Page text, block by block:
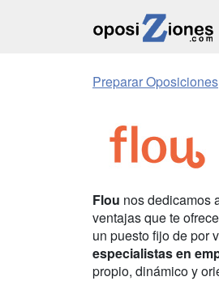
Preparar Oposiciones
Flou nos dedicamos
ventajas que te
un puesto fijo de por
especialistas en
propio, dinámico y